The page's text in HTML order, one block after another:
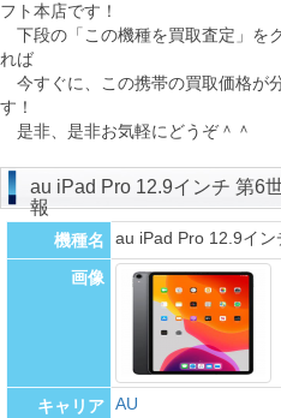
フト本店です！
下段の「この機種を買取査定」を
れば
今すぐに、この携帯の買取価格が
す！
是非、是非お気軽にどうぞ＾＾
au iPad Pro 12.9インチ 第6
報
機種名 au iPad Pro 12.9イ
画像
キャリア AU